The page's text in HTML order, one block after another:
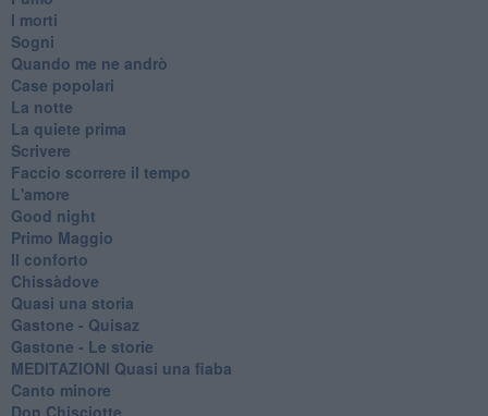
I morti
Sogni
Quando me ne andrò
Case popolari
La notte
La quiete prima
Scrivere
Faccio scorrere il tempo
L'amore
Good night
Primo Maggio
Il conforto
Chissàdove
Quasi una storia
Gastone - Quisaz
Gastone - Le storie
MEDITAZIONI Quasi una fiaba
Canto minore
Don Chisciotte